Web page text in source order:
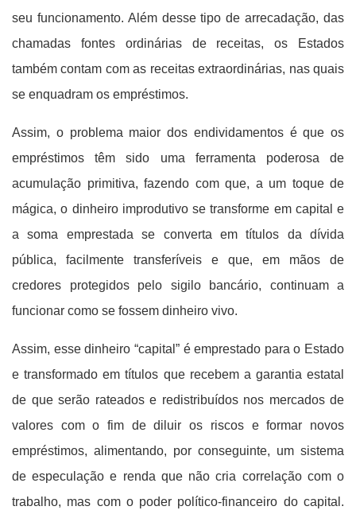
seu funcionamento. Além desse tipo de arrecadação, das
chamadas fontes ordinárias de receitas, os Estados
também contam com as receitas extraordinárias, nas quais
se enquadram os empréstimos.
Assim, o problema maior dos endividamentos é que os
empréstimos têm sido uma ferramenta poderosa de
acumulação primitiva, fazendo com que, a um toque de
mágica, o dinheiro improdutivo se transforme em capital e
a soma emprestada se converta em títulos da dívida
pública, facilmente transferíveis e que, em mãos de
credores protegidos pelo sigilo bancário, continuam a
funcionar como se fossem dinheiro vivo.
Assim, esse dinheiro “capital” é emprestado para o Estado
e transformado em títulos que recebem a garantia estatal
de que serão rateados e redistribuídos nos mercados de
valores com o fim de diluir os riscos e formar novos
empréstimos, alimentando, por conseguinte, um sistema
de especulação e renda que não cria correlação com o
trabalho, mas com o poder político-financeiro do capital.